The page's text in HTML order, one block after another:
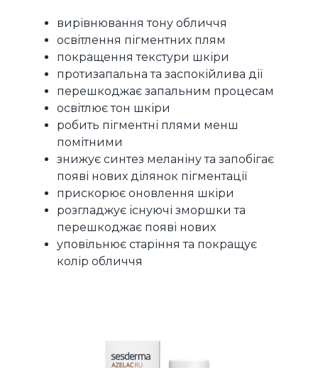
вирівнювання тону обличчя
освітлення пігментних плям
покращення текстури шкіри
протизапальна та заспокійлива дії
перешкоджає запальним процесам
освітлює тон шкіри
робить пігментні плями менш
помітними
знижує синтез меланіну та запобігає
появі нових ділянок пігментації
прискорює оновлення шкіри
розгладжує існуючі зморшки та
перешкоджає появі нових
уповільнює старіння та покращує
колір обличчя